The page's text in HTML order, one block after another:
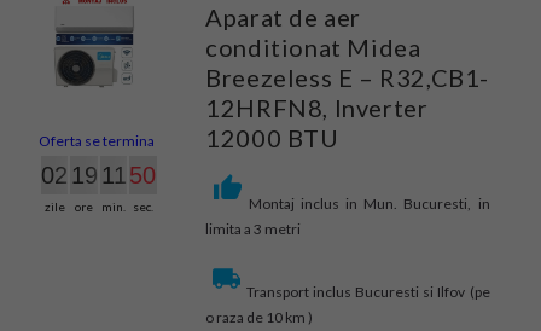
Oferta se termina in:
02
zile
19
ore
11
min.
49
sec.
Aparat de aer
conditionat Midea
Breezeless E – R32,CB1-
12HRFN8, Inverter
12000 BTU
Montaj inclus in Mun. Bucuresti, in
limita a 3 metri
Transport inclus Bucuresti si Ilfov (pe
o raza de 10 km )